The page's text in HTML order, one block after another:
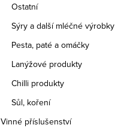
Ostatní
Sýry a další mléčné výrobky
Pesta, paté a omáčky
Lanýžové produkty
Chilli produkty
Sůl, koření
Vinné příslušenství